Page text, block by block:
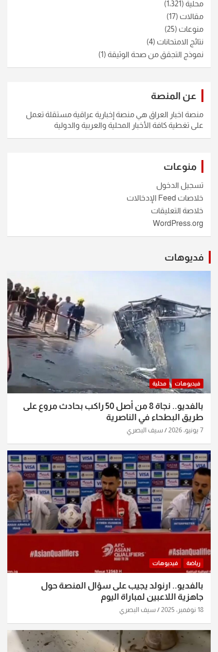
محلية (1٬321)
مقالات (17)
منوعات (25)
نتائج الامتحانات (4)
نموذج التجقق من صحة الوثيقة (1)
عن المنصة
منصة اخبار العراق هي منصة إخبارية عراقية مستقلة تعمل
على تغطية كافة الأخبار المحلية والعربية والدولية
منوعات
تسجيل الدخول
خلاصات Feed الإدخالات
خلاصة التعليقات
WordPress.org
فديوهات
فيديوهات محلية
بالفديو.. نجاة 8 من أصل 50 راكب بحادث مروع على
طريق البطحاء في الناصرية
7 يونيو، 2026 سيف البصري
رياضة فيديوهات
بالفديو.. ارنولد يجيب على سؤال المنصة حول
جاهزية اللاعبين لمباراة اليوم
18 نوفمبر، 2025 سيف البصري